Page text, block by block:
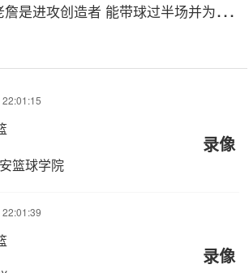
是进攻创造者 能带球过半场并为队
篮球学院
录像
录像